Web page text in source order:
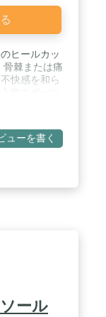
ヒールカッ
骨棘または痛
快感を和ら
ゆる種類の
靴、ブー
たの疲れた
・ヒールパッ
ーツでも行
右のヒール
インサー
キズキする
ましょう。
から保護
ューズの両
ューを書く
ール